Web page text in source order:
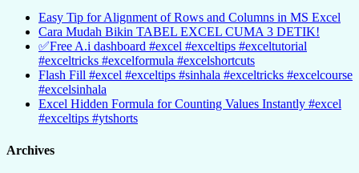
Easy Tip for Alignment of Rows and Columns in MS Excel
Cara Mudah Bikin TABEL EXCEL CUMA 3 DETIK!
✅Free A.i dashboard #excel #exceltips #exceltutorial
#exceltricks #excelformula #excelshortcuts
Flash Fill #excel #exceltips #sinhala #exceltricks #excelcourse
#excelsinhala
Excel Hidden Formula for Counting Values Instantly #excel
#exceltips #ytshorts
Archives